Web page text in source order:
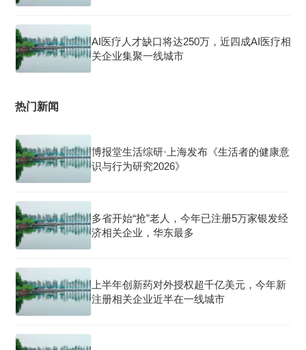
AI医疗人才缺口将达250万，近四成AI医疗相
关企业集聚一线城市
热门新闻
博报堂生活综研·上海发布《生活者的健康意
识与行为研究2026》
多省开始“抢”老人，今年已注册5万家银发经
济相关企业，华东最多
上半年创新药对外授权超千亿美元，今年新
注册相关企业近半在一线城市